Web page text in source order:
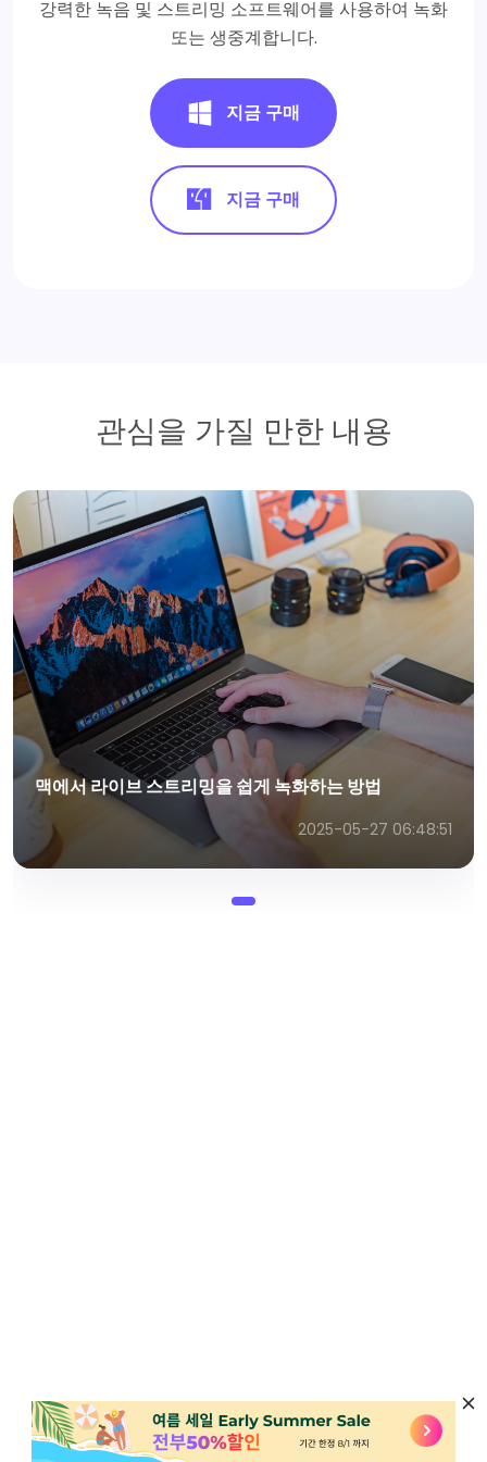
강력한 녹음 및 스트리밍 소프트웨어를 사용하여 녹화
또는 생중계합니다.
지금 구매
지금 구매
관심을 가질 만한 내용
맥에서 라이브 스트리밍을 쉽게 녹화하는 방법
2025-05-27 06:48:51